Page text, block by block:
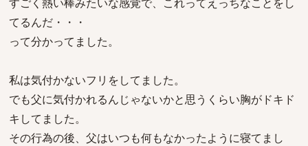
てるんだ・・・
って分かってました。
私は気付かないフリをしてました。
でも父に気付かれるんじゃないかと思うくらい胸がドキド
キしてました。
その行為の後、父はいつも何もなかったように寝てまし